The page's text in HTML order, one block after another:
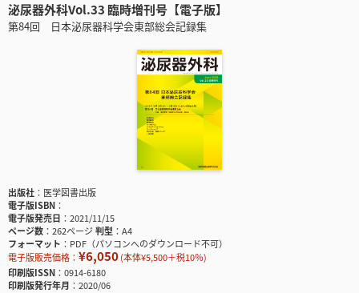
泌尿器外科Vol.33 臨時増刊号【電子版】
第84回 日本泌尿器科学会東部総会記録集
出版社
医学図書出版
電子版ISBN
電子版発売日
2021/11/15
ページ数
262ページ判型
A4
フォーマット
PDF（パソコンへのダウンロード不可）
電子版販売価格： ¥6,050(本体¥5,500＋税10％)
印刷版ISSN
0914-6180
印刷版発行年月
2020/06